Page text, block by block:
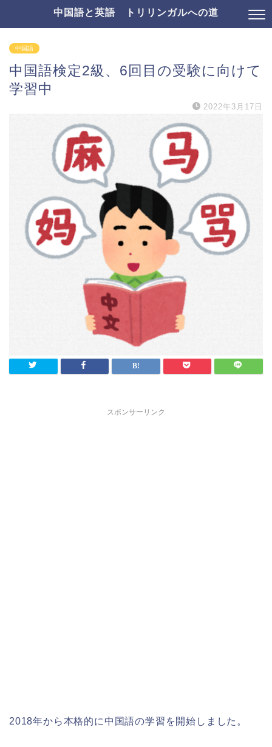
中国語と英語 トリリンガルへの道
中国語
中国語検定2級、6回目の受験に向けて
学習中
2022年3月17日
スポンサーリンク
2018年から本格的に中国語の学習を開始しました。